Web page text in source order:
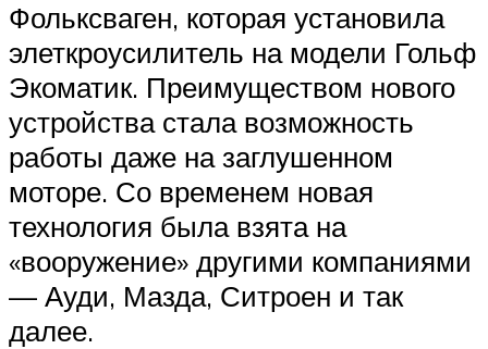
Фольксваген, которая установила
элеткроусилитель на модели Гольф
Экоматик. Преимуществом нового
устройства стала возможность
работы даже на заглушенном
моторе. Со временем новая
технология была взята на
«вооружение» другими компаниями
— Ауди, Мазда, Ситроен и так
далее.